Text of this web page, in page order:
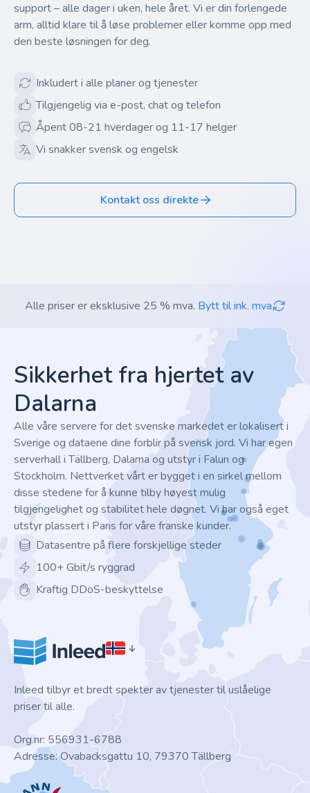
support – alle dager i uken, hele året. Vi er din forlengede
arm, alltid klare til å løse problemer eller komme opp med
den beste løsningen for deg.
Inkludert i alle planer og tjenester
Tilgjengelig via e-post, chat og telefon
Åpent 08-21 hverdager og 11-17 helger
Vi snakker svensk og engelsk
Kontakt oss direkte
Alle priser er eksklusive 25 % mva. Bytt til ink. mva
Sikkerhet fra hjertet av
Dalarna
Alle våre servere for det svenske markedet er lokalisert i
Sverige og dataene dine forblir på svensk jord. Vi har egen
serverhall i Tällberg, Dalarna og utstyr i Falun og
Stockholm. Nettverket vårt er bygget i en sirkel mellom
disse stedene for å kunne tilby høyest mulig
tilgjengelighet og stabilitet hele døgnet. Vi har også eget
utstyr plassert i Paris for våre franske kunder.
Datasentre på flere forskjellige steder
100+ Gbit/s ryggrad
Kraftig DDoS-beskyttelse
Inleed tilbyr et bredt spekter av tjenester til uslåelige
priser til alle.
Org.nr: 556931-6788
Adresse: Ovabacksgattu 10, 79370 Tällberg
ICANN